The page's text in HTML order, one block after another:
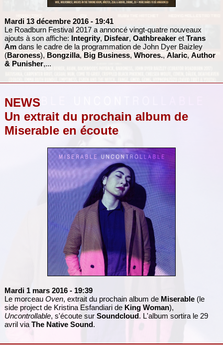
Mardi 13 décembre 2016 - 19:41
Le Roadburn Festival 2017 a annoncé vingt-quatre nouveaux
ajouts à son affiche: Integrity, Disfear, Oathbreakeret Trans
Amdans le cadre de la programmation de John Dyer Baizley
(Baroness), Bongzilla, Big Business, Whores., Alaric, Author
& Punisher,...
NEWS
Un extrait du prochain album de
Miserable en écoute
Mardi 1 mars 2016 - 19:39
Le morceau Oven, extrait du prochain album de Miserable(le
side project de Kristina Esfandiari de King Woman),
Uncontrollable, s'écoute sur Soundcloud. L'album sortira le 29
avril via The Native Sound.